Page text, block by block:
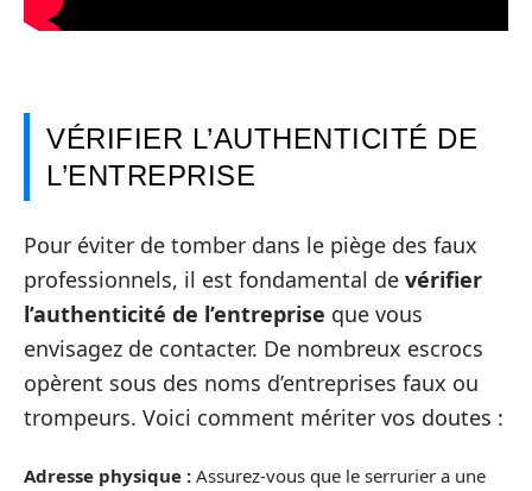
VÉRIFIER L’AUTHENTICITÉ DE
L’ENTREPRISE
Pour éviter de tomber dans le piège des faux
professionnels, il est fondamental de vérifier
l’authenticité de l’entreprise que vous
envisagez de contacter. De nombreux escrocs
opèrent sous des noms d’entreprises faux ou
trompeurs. Voici comment mériter vos doutes :
Adresse physique : Assurez-vous que le serrurier a une